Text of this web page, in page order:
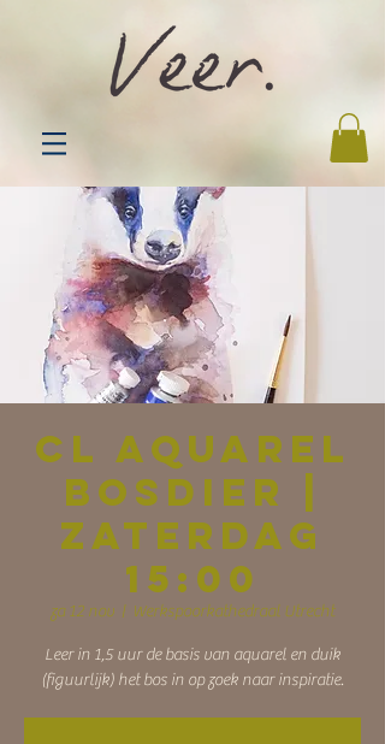
CL aquarel
bosdier |
zaterdag
15:00
za 12 nov
  |
Werkspoorkathedraal Utrecht
Leer in 1,5 uur de basis van aquarel en duik
(figuurlijk) het bos in op zoek naar inspiratie.